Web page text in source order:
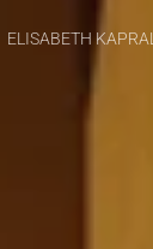
ELISABETH KAPRAL